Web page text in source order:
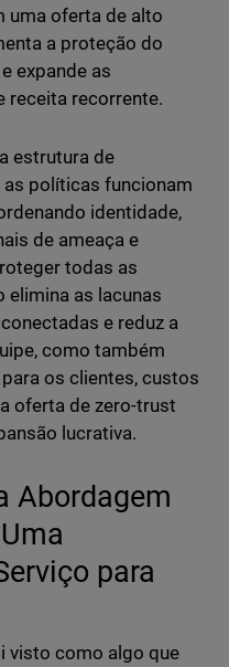
uma oferta de alto
a proteção do
expande as
receita recorrente.
estrutura de
as políticas funcionam
identidade,
de ameaça e
todas as
elimina as lacunas
e reduz a
como também
os clientes, custos
oferta de zero-trust
lucrativa.
Abordagem
para
visto como algo que